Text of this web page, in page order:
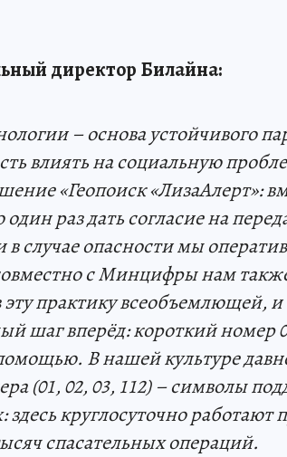
директор Билайна:
– основа устойчивого
влиять на социальную
«Геопоиск «ЛизаАлерт»:
раз дать согласие на
случае опасности мы
с Минцифры нам
эту практику всеобъемлющей,
шаг вперёд: короткий номер
В нашей культуре
(01, 02, 03, 112) – символы
круглосуточно работают
спасательных операций.